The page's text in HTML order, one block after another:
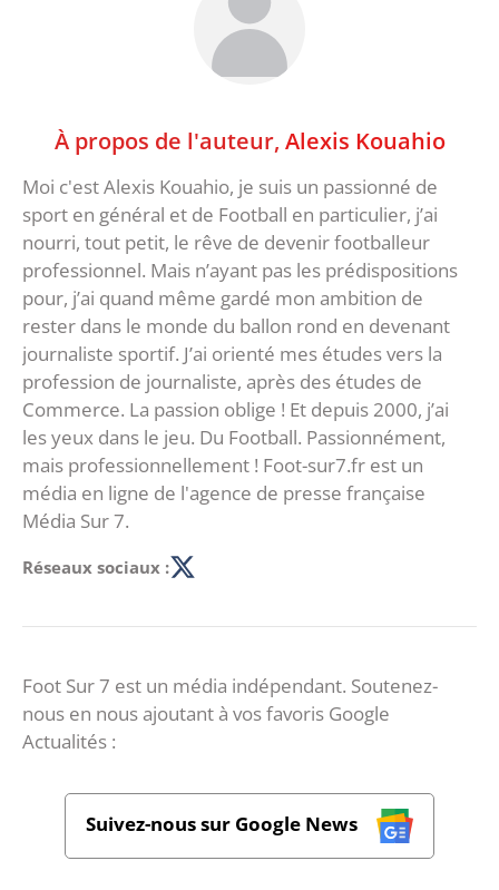
À propos de l'auteur, Alexis Kouahio
Moi c'est Alexis Kouahio, je suis un passionné de
sport en général et de Football en particulier, j’ai
nourri, tout petit, le rêve de devenir footballeur
professionnel. Mais n’ayant pas les prédispositions
pour, j’ai quand même gardé mon ambition de
rester dans le monde du ballon rond en devenant
journaliste sportif. J’ai orienté mes études vers la
profession de journaliste, après des études de
Commerce. La passion oblige ! Et depuis 2000, j’ai
les yeux dans le jeu. Du Football. Passionnément,
mais professionnellement ! Foot-sur7.fr est un
média en ligne de l'agence de presse française
Média Sur 7.
Réseaux sociaux :
Foot Sur 7 est un média indépendant. Soutenez-
nous en nous ajoutant à vos favoris Google
Actualités :
Suivez-nous sur Google News